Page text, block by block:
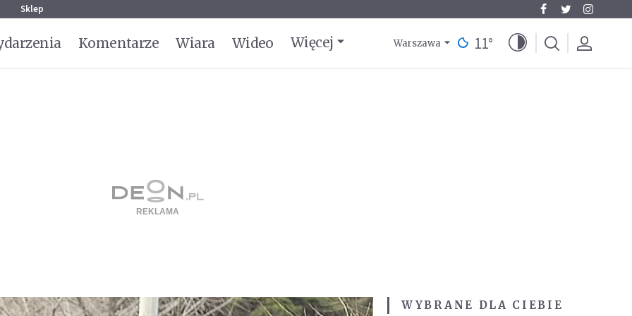
Sklep
Komentarze Wiara Wideo Więcej Warszawa 11°
WYBRANE DLA CIEBIE